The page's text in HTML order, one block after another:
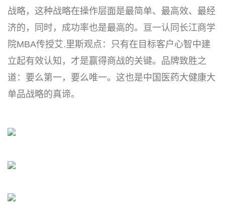
战略，这种战略在操作层面是最简单、最高效、最经
济的，同时，成功率也是最高的。亘一认同长江商学
院MBA传授艾.里斯观点：只有在目标客户心智中建
立起有效认知，才是赢得商战的关键。品牌致胜之
道：要么第一，要么唯一。这也是中国医药大健康大
单品战略的真谛。